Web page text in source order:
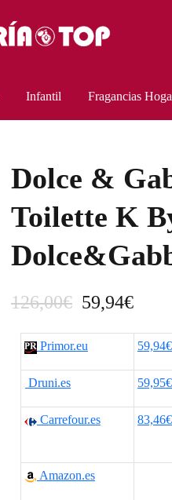
Infantil Fragancias
Dolce &
Toilette K
126,00€ E
l
e
i
59,94€E
l
r
e
Primor.eu 59,94€
Druni.es 59,95€
Carrefour.es 83,46€
Amazon.es